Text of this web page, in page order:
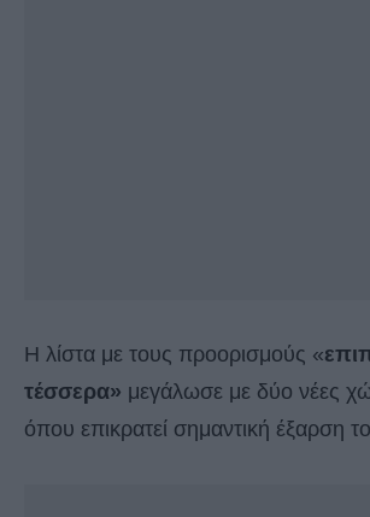
Η λίστα με τους προορισμούς «
τέσσερα» μεγάλωσε με δύο νέες
όπου επικρατεί σημαντική έξαρση